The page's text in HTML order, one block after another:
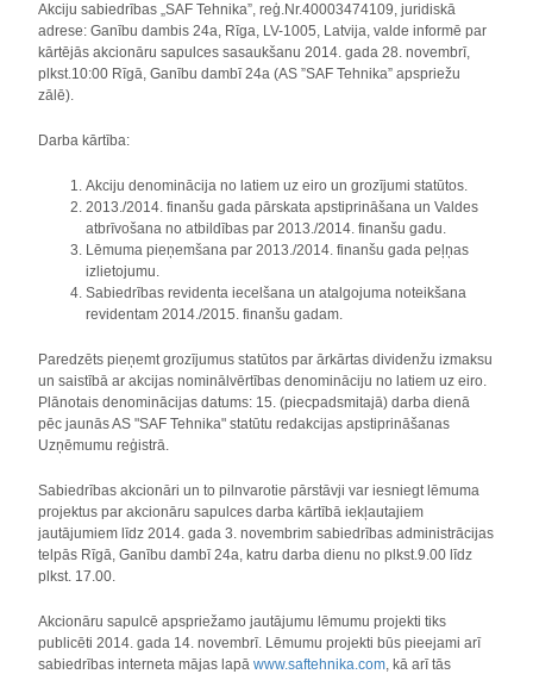
Akciju sabiedrības „SAF Tehnika”, reģ.Nr.40003474109, juridiskā
adrese: Ganību dambis 24a, Rīga, LV-1005, Latvija, valde informē par
kārtējās akcionāru sapulces sasaukšanu 2014. gada 28. novembrī,
plkst.10:00 Rīgā, Ganību dambī 24a (AS ”SAF Tehnika” apspriežu
zālē).
Darba kārtība:
Akciju denominācija no latiem uz eiro un grozījumi statūtos.
2013./2014. finanšu gada pārskata apstiprināšana un Valdes
atbrīvošana no atbildības par 2013./2014. finanšu gadu.
Lēmuma pieņemšana par 2013./2014. finanšu gada peļņas
izlietojumu.
Sabiedrības revidenta iecelšana un atalgojuma noteikšana
revidentam 2014./2015. finanšu gadam.
Paredzēts pieņemt grozījumus statūtos par ārkārtas dividenžu izmaksu
un saistībā ar akcijas nominālvērtības denomināciju no latiem uz eiro.
Plānotais denominācijas datums: 15. (piecpadsmitajā) darba dienā
pēc jaunās AS "SAF Tehnika" statūtu redakcijas apstiprināšanas
Uzņēmumu reģistrā.
Sabiedrības akcionāri un to pilnvarotie pārstāvji var iesniegt lēmuma
projektus par akcionāru sapulces darba kārtībā iekļautajiem
jautājumiem līdz 2014. gada 3. novembrim sabiedrības administrācijas
telpās Rīgā, Ganību dambī 24a, katru darba dienu no plkst.9.00 līdz
plkst. 17.00.
Akcionāru sapulcē apspriežamo jautājumu lēmumu projekti tiks
publicēti 2014. gada 14. novembrī. Lēmumu projekti būs pieejami arī
sabiedrības interneta mājas lapā www.saftehnika.com, kā arī tās